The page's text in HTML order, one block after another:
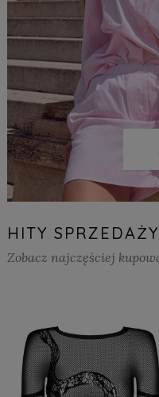
HITY SPRZEDAŻY
Zobacz najczęściej